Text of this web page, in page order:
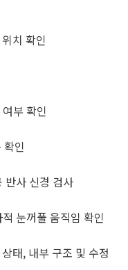
치 확인
부 확인
인
반사 신경 검사
눈꺼풀 움직임 확인
태, 내부 구조 및 수정